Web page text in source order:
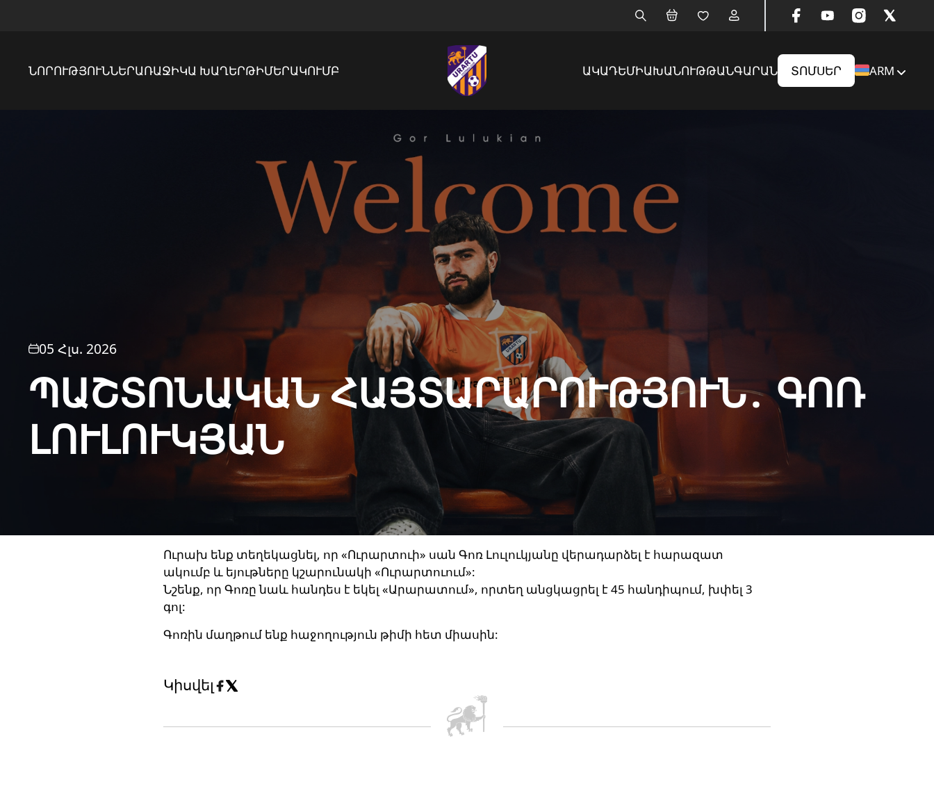
ՆՈՐՈՒԹՅՈՒՆՆԵՐԱՌԱՋԻԿԱ ԽԱՂԵՐԹԻՄԵՐԱԿՈՒՄԲ ԱԿԱԴԵՄԻԱԽԱՆՈՒԹԹԱՆԳԱՐԱՆ ՏՈՄՍԵՐ ARM
05 Հլս. 2026
ՊԱՇՏՈՆԱԿԱՆ ՀԱՅՏԱՐԱՐՈՒԹՅՈՒՆ․ ԳՈՌ
ԼՈՒԼՈՒԿՅԱՆ
Ուրախ ենք տեղեկացնել, որ «Ուրարտուի» սան Գոռ Լուլուկյանը վերադարձել է հարազատ
ակումբ և եյութները կշարունակի «Ուրարտուում»:
Նշենք, որ Գոռը նաև հանդես է եկել «Արարատում», որտեղ անցկացրել է 45 հանդիպում, խփել 3
գոլ:
Գոռին մաղթում ենք հաջողություն թիմի հետ միասին:
Կիսվել